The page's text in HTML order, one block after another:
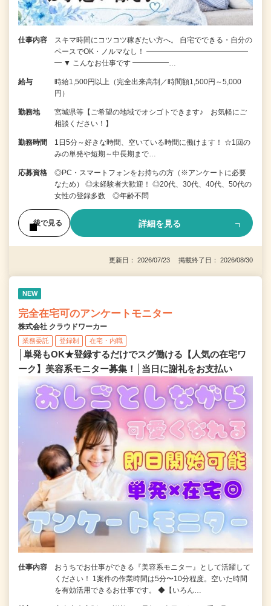
仕事内容
スキマ時間にコツコツ稼ぎたい方へ。 自宅でできる・自分の
ペースでOK・ノルマなし！ ━━━━━━━━━━━━━━
━ ▼ こんなお仕事です ━━━━━…
給与
時給1,500円以上（完全出来高制／時間額1,500円～5,000
円）
勤務地
宮城県等【ご希望の地域でオシゴトできます♪ お気軽にご
相談ください！】
勤務時間
1日5分～好きな時間、空いている時間に働けます！ ☆1回の
みの単発や短期～中長期まで…
応募資格
◎PC・スマートフォンをお持ちの方（※アンケートに必要
なため） ◎未経験者大歓迎！ ◎20代、30代、40代、50代の
女性の登録多数 ◎年齢不問
後で見る 詳細を見る
更新日： 2026/07/23 掲載終了日： 2026/08/30
NEW
完全在宅可のアンケートモニター
株式会社 クラウドワーカー
業務委託 登録制 在宅・内職
│単発もOK★登録するだけでスグ働ける【人気の在宅ワ
ーク】美容系モニター募集！│当日に謝礼をお支払い
仕事内容
おうちでお仕事ができる『美容系モニター』として活躍して
ください！ 1案件の作業時間は5分〜10分程度。空いた時間
を有効活用できるお仕事です。 ◆【いろん…